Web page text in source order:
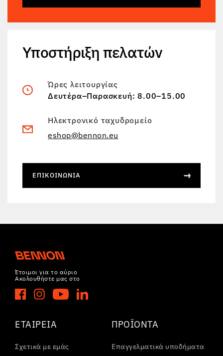
Υποστήριξη πελατών
Ώρες λειτουργίας
Δευτέρα–Παρασκευή: 8.00–15.00
Ηλεκτρονικό ταχυδρομείο
eshop@bennon.eu
ΕΠΙΚΟΙΝΩΝΊΑ
Έτοιμοι για το αύριο
Ακολουθήστε μας στο
ΕΤΑΙΡΕΊΑ
Σχετικά με εμάς
ΠΡΟΪΌΝΤΑ
Επαγγελματικά υποδήματα